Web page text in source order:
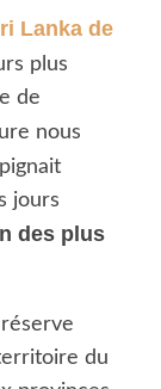
Lanka de
plus
de
nous
jours
des plus
du